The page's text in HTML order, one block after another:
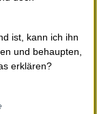
ist, kann ich ihn
und behaupten,
erklären?